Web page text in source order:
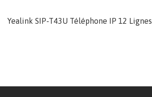
Yealink SIP-T43U Téléphone IP 12 Lignes